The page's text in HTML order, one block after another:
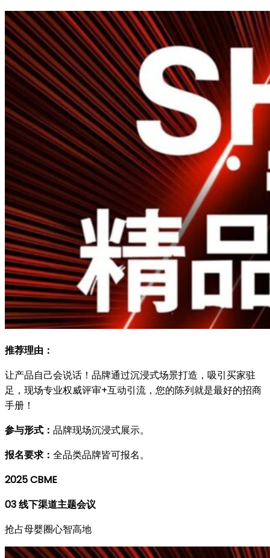
推荐理由：
让产品自己会说话！品牌通过沉浸式场景打造，吸引买家驻
足，现场专业权威评审+互动引流，您的陈列就是最好的招商
手册！
参与形式： 品牌现场沉浸式展示。
报名要求： 全品类品牌皆可报名。
2025 CBME
03线下渠道主题会议
抢占母婴圈心智高地